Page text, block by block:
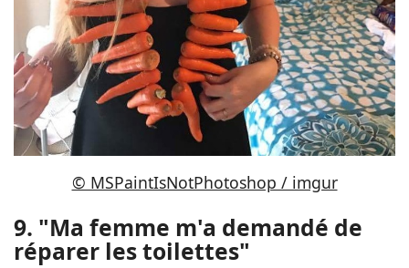
© MSPaintIsNotPhotoshop / imgur
9. "Ma femme m'a demandé de
réparer les toilettes"